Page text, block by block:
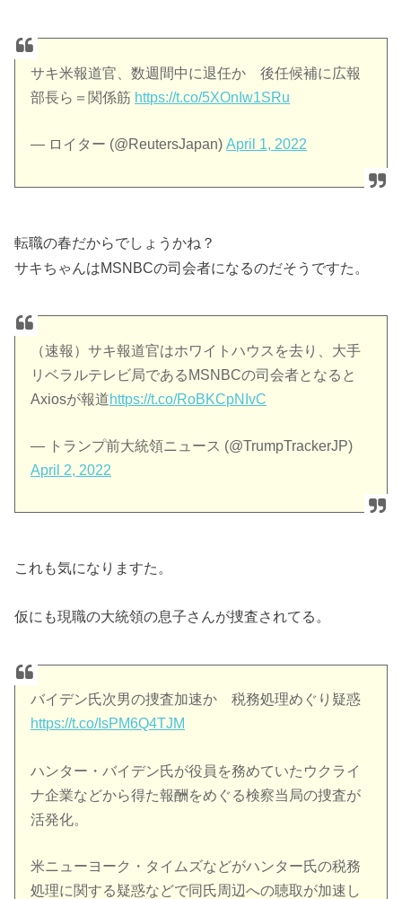
サキ米報道官、数週間中に退任か 後任候補に広報
部長ら＝関係筋 https://t.co/5XOnIw1SRu
— ロイター (@ReutersJapan)April 1, 2022
転職の春だからでしょうかね？
サキちゃんはMSNBCの司会者になるのだそうですた。
（速報）サキ報道官はホワイトハウスを去り、大手
リベラルテレビ局であるMSNBCの司会者となると
Axiosが報道https://t.co/RoBKCpNIvC
— トランプ前大統領ニュース (@TrumpTrackerJP)
April 2, 2022
これも気になりますた。
仮にも現職の大統領の息子さんが捜査されてる。
バイデン氏次男の捜査加速か 税務処理めぐり疑惑
https://t.co/IsPM6Q4TJM
ハンター・バイデン氏が役員を務めていたウクライ
ナ企業などから得た報酬をめぐる検察当局の捜査が
活発化。
米ニューヨーク・タイムズなどがハンター氏の税務
処理に関する疑惑などで同氏周辺への聴取が加速し